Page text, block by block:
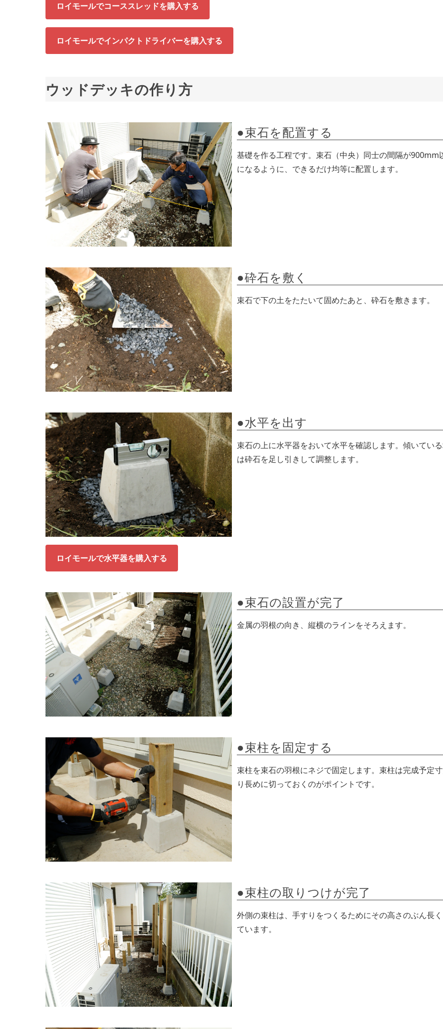
ロイモールでコーススレッドを購入する
ロイモールでインパクトドライバーを購入する
ウッドデッキの作り方
●束石を配置する
基礎を作る工程です。束石（中央）同士の間隔が900mm
になるように、できるだけ均等に配置します。
●砕石を敷く
束石で下の土をたたいて固めたあと、砕石を敷きます。
ロイモールで水平器を購入する
●水平を出す
束石の上に水平器をおいて水平を確認します。傾いてい
は砕石を足し引きして調整します。
●束石の設置が完了
金属の羽根の向き、縦横のラインをそろえます。
●束柱を固定する
束柱を束石の羽根にネジで固定します。束柱は完成予定
り長めに切っておくのがポイントです。
●束柱の取りつけが完了
外側の束柱は、手すりをつくるためにその高さのぶん長
ています。